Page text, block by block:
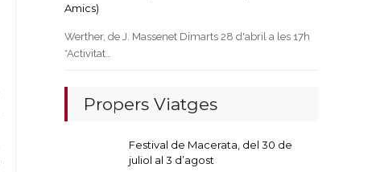
Amics)
Werther, de J. Massenet Dimarts 28 d'abril a les 17h
*Activitat…
Propers Viatges
Festival de Macerata, del 30 de
juliol al 3 d’agost